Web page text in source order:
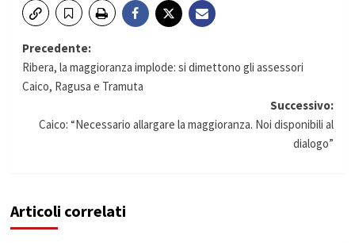
Navigazione
articolo
Precedente:
Ribera, la maggioranza implode: si dimettono gli assessori
Caico, Ragusa e Tramuta
Successivo:
Caico: “Necessario allargare la maggioranza. Noi disponibili al
dialogo”
Articoli correlati